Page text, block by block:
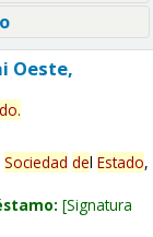
Oeste,
.
Sociedad del Estado,
Signatura